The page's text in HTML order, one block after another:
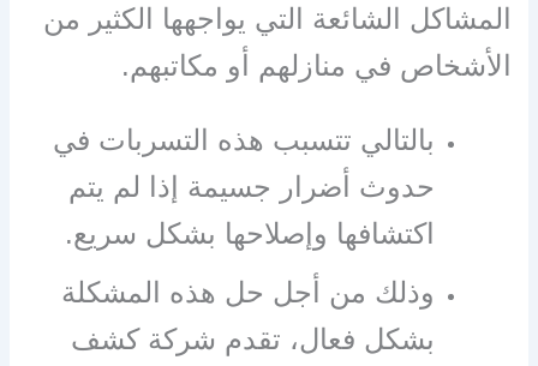
المشاكل الشائعة التي يواجهها الكثير من
الأشخاص في منازلهم أو مكاتبهم.
بالتالي تتسبب هذه التسربات في
حدوث أضرار جسيمة إذا لم يتم
اكتشافها وإصلاحها بشكل سريع.
وذلك من أجل حل هذه المشكلة
بشكل فعال، تقدم شركة كشف